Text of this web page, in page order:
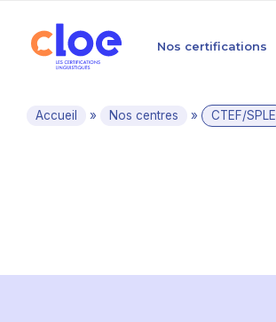
Nos certifications
Accueil » Nos centres » CTEF/SPLE